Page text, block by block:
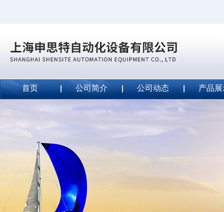
首页 公司简介 公司动态 产品